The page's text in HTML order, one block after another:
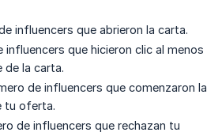
influencers que abrieron la carta.
influencers que hicieron clic al menos
de la carta.
de influencers que comenzaron la
tu oferta.
de influencers que rechazan tu